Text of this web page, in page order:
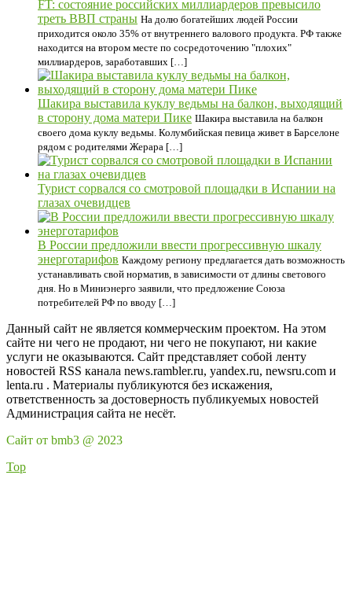
FT: состояние российских миллиардеров превысило
треть ВВП страны На долю богатейших людей России
приходится около 35% от внутреннего валового продукта. РФ также
находится на втором месте по сосредоточению "плохих"
миллиардеров, заработавших […]
Шакира выставила куклу ведьмы на балкон, выходящий
в сторону дома матери Пике Шакира выставила на балкон
своего дома куклу ведьмы. Колумбийская певица живет в Барселоне
рядом с родителями Жерара […]
Турист сорвался со смотровой площадки в Испании на
глазах очевидцев
В России предложили ввести прогрессивную шкалу
энерготарифов Каждому региону предлагается дать возможность
устанавливать свой норматив, в зависимости от длины светового
дня. Но в Миниэнерго заявили, что предложение Союза
потребителей РФ по вводу […]
Данный сайт не является коммерческим проектом. На этом
сайте ни чего не продают, ни чего не покупают, ни какие
услуги не оказываются. Сайт представляет собой ленту
новостей RSS канала news.rambler.ru, yandex.ru, newsru.com и
lenta.ru . Материалы публикуются без искажения,
ответственность за достоверность публикуемых новостей
Администрация сайта не несёт.
Сайт от bmb3 @ 2023
Top